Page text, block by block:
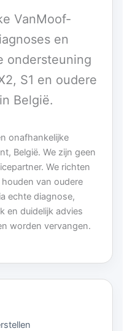
VanMoof-
en
ondersteuning
S1 en oudere
België.
onafhankelijke
België. We zijn geen
We richten
van oudere
echte diagnose,
en duidelijk advies
worden vervangen.